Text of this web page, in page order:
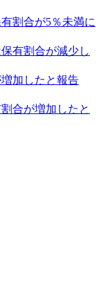
割合が5％未満に
有割合が減少し
加したと報告
合が増加したと